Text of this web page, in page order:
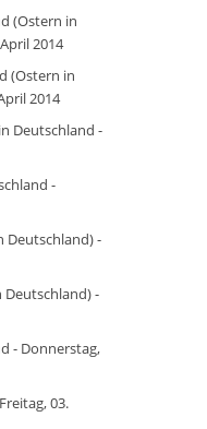
(Ostern in
2014
(Ostern in
2014
Deutschland -
-
Deutschland) -
-
- Donnerstag,
03.